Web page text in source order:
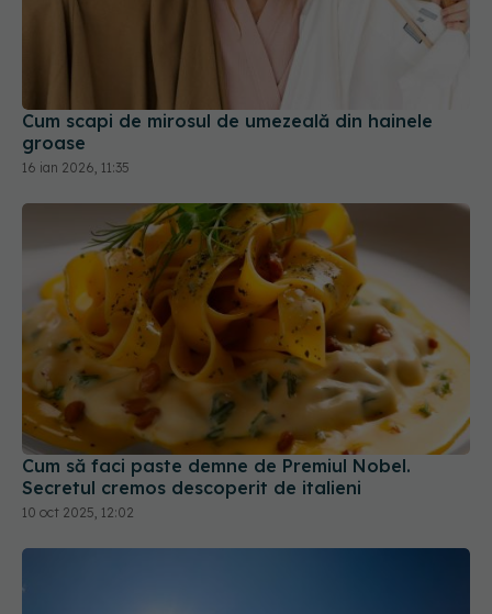
Cum scapi de mirosul de umezeală din hainele
16 ian 2026, 11:35
Cum să faci paste demne de Premiul Nobel.
Secretul cremos descoperit de italieni
10 oct 2025, 12:02